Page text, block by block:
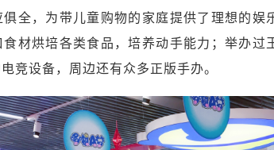
全，为带儿童购物的家庭提供了理想的娱
材烘培各类食品，培养动手能力；举办过
竞设备，周边还有众多正版手办。